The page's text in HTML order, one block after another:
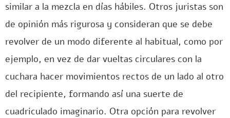
similar a la mezcla en días hábiles. Otros juristas son
de opinión más rigurosa y consideran que se debe
revolver de un modo diferente al habitual, como por
ejemplo, en vez de dar vueltas circulares con la
cuchara hacer movimientos rectos de un lado al otro
del recipiente, formando así una suerte de
cuadriculado imaginario. Otra opción para revolver